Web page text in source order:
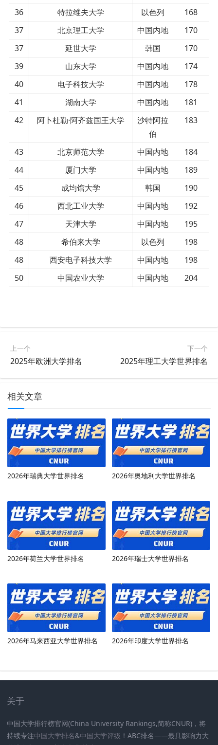
36
特拉维夫大学 以色列
168
37
北京理工大学 中国内地
170
37
延世大学 韩国
170
39
山东大学 中国内地
174
40
电子科技大学 中国内地
178
41
湖南大学 中国内地
181
42
阿卜杜勒·阿齐兹国王大学
沙特阿拉
伯
183
43 北京师范大学 中国内地
184
44
厦门大学 中国内地
189
45
成均馆大学 韩国
190
46
西北工业大学 中国内地
192
47
天津大学 中国内地
195
48
希伯来大学 以色列
198
48
西安电子科技大学 中国内地
198
50
中国农业大学 中国内地 204
上一个
2025年欧洲大学排名
下一个
2025年理工大学世界排名
相关文章
2026年瑞典大学世界排名 2026年奥地利大学世界排名
2026年荷兰大学世界排名 2026年瑞士大学世界排名
2026年马来西亚大学世界排名 2026年印度大学世界排名
关于
中国大学排行榜官网(China University Rankings,简称CNUR)，将
持续专注中国大学排名&中国大学评级 ！ABC排名——最具影响力大